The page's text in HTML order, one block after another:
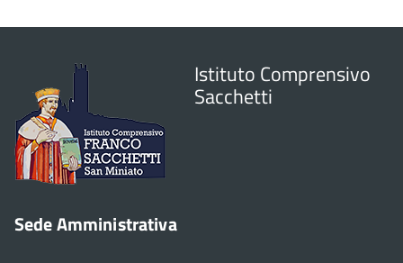
Istituto Comprensivo
Sacchetti
Sede Amministrativa